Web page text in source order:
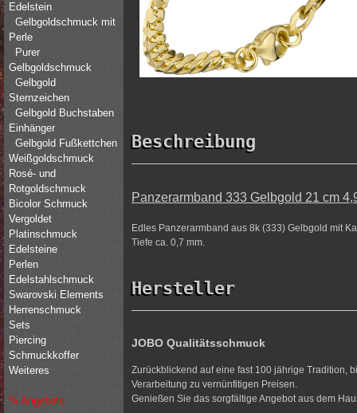
Beschreibung
Panzerarmband 333 Gelbgold 21 cm
Edles Panzerarmband aus 8k (333) Gelbgold mit
Tiefe ca. 0,7 mm.
Hersteller
JOBO Qualitätsschmuck
Zurückblickend auf eine fast 100 jährige Tradition,
Verarbeitung zu vernünfitigen Preisen.
Genießen Sie das sorgfältige Angebot aus dem
Edelstein
Gelbgoldschmuck mit
Perle
Purer
Gelbgoldschmuck
Gelbgold
Sternzeichen
Gelbgold Buchstaben
Einhänger
Gelbgold Fußkettchen
Weißgoldschmuck
Rosé- und
Rotgoldschmuck
Bicolor Schmuck
Vergoldet
Platinschmuck
Edelsteine
Perlen
Edelstahlschmuck
Swarovski Elements
Herrenschmuck
Sets
Piercing
Schmuckkoffer
Weiteres
% Angebote